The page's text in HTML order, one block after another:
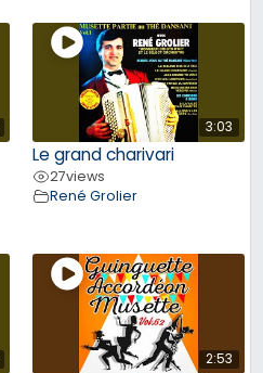
3:03
Le grand charivari
27views
René Grolier
2:53